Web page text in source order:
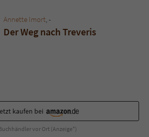
Annette Imort, -
Der Weg nach Treveris
kaufen bei
vor Ort (Anzeige*)